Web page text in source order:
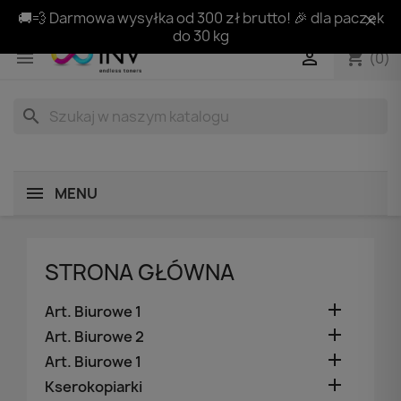
🚚💨 Darmowa wysyłka od 300 zł brutto! 🎉 dla paczek
do 30 kg
 shopping_cart(0)

search
MENU
STRONA GŁÓWNA
Art. Biurowe 1 
Art. Biurowe 2 
Art. Biurowe 1 
Kserokopiarki 